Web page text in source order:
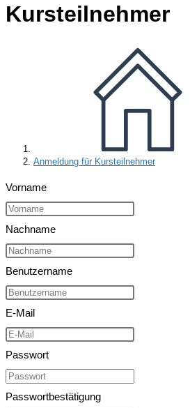
Kursteilnehmer
Anmeldung für Kursteilnehmer
Vorname
Nachname
Benutzername
E-Mail
Passwort
Passwortbestätigung